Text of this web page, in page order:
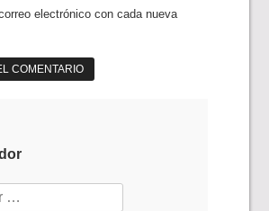
electrónico con cada nueva